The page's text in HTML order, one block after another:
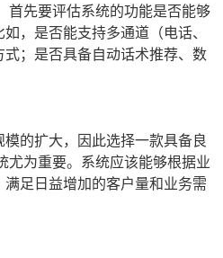
首先要评估系统的功能是否能够
，是否能支持多通道（电话、
；是否具备自动话术推荐、数
的扩大，因此选择一款具备良
尤为重要。系统应该能够根据业
足日益增加的客户量和业务需